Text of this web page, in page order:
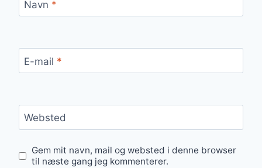
Navn *
E-mail *
Websted
Gem mit navn, mail og websted i denne browser
til næste gang jeg kommenterer.